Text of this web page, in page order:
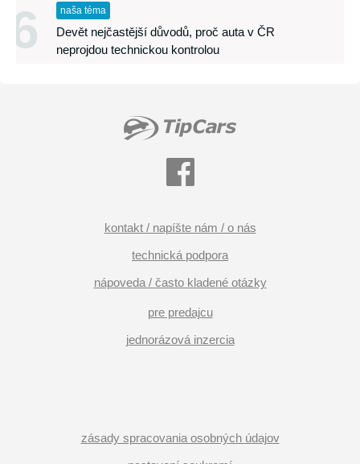
6 naša téma
Devět nejčastější důvodů, proč auta v ČR
neprojdou technickou kontrolou
kontakt / napíšte nám / o nás
technická podpora
nápoveda / často kladené otázky
pre predajcu
jednorázová inzercia
zásady spracovania osobných údajov